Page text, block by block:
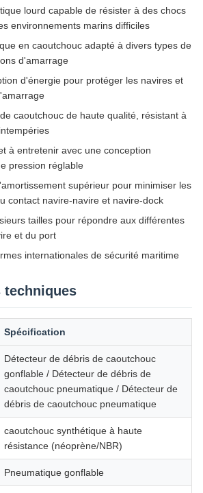
lourd capable de résister à des chocs
environnements marins difficiles
en caoutchouc adapté à divers types de
d'amarrage
d'énergie pour protéger les navires et
caoutchouc de haute qualité, résistant à
à entretenir avec une conception
pression réglable
supérieur pour minimiser les
contact navire-navire et navire-dock
tailles pour répondre aux différentes
et du port
internationales de sécurité maritime
techniques
Spécification
Détecteur de débris de caoutchouc
gonflable / Détecteur de débris de
caoutchouc pneumatique / Détecteur de
débris de caoutchouc pneumatique
caoutchouc synthétique à haute
résistance (néoprène/NBR)
Pneumatique gonflable